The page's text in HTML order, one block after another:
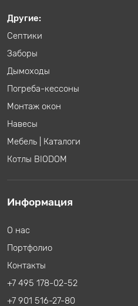
Другие:
Септики
Заборы
Дымоходы
Погреба-кессоны
Монтаж окон
Навесы
Мебель
Каталоги
Котлы BIODOM
Информация
О нас
Портфолио
Контакты
+7 495 178-02-52
+7 901 516-27-80